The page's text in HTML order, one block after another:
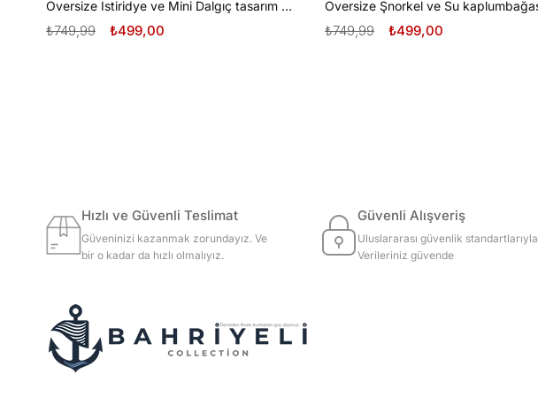
Oversize İstiridye ve Mini Dalgıç tasarım unisex T-shirt
₺499,00
₺749,99 ₺499,00
₺749,99
Hızlı ve Güvenli Teslimat
Güveninizi kazanmak zorundayız. Ve
bir o kadar da hızlı olmalıyız.
Güvenli Alışveriş
Uluslararası güvenlik standartlarıyla
Verileriniz güvende